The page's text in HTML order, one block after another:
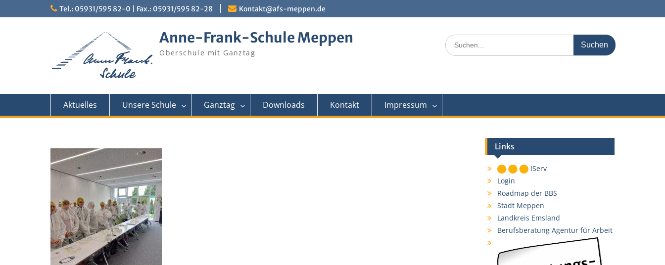
to
Tel.: 05931/595 82-0 | Fax.: 05931/595 82-28 Kontakt@afs-meppen.de
Anne-Frank-Schule Meppen
Oberschule mit Ganztag
Search
for:
Aktuelles Unsere Schule Ganztag Downloads Kontakt Impressum
Links
IServ
Login
Roadmap der BBS
Stadt Meppen
Landkreis Emsland
Berufsberatung Agentur für Arbeit